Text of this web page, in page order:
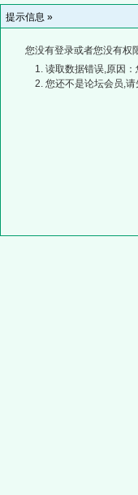
提示信息 »
您没有登录或者您没有权
读取数据错误,原因
您还不是论坛会员,